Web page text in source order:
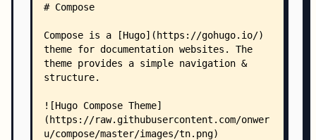
    │   │       ├── index.js
    │   └── sass/
    │       ├── _base.sass
    │       ├── _blog.sass
    │       ├── _chart.sass
    │       ├── _custom.sass
    │       ├── _fonts.sass
    │       ├── _mermaid.sass